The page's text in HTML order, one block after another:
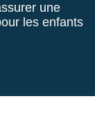
une
les enfants